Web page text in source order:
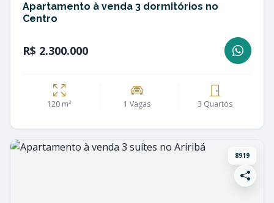
Apartamento à venda 3 dormitórios no
Centro
R$ 2.300.000
120 m² 1 Vagas 3 Quartos
8919